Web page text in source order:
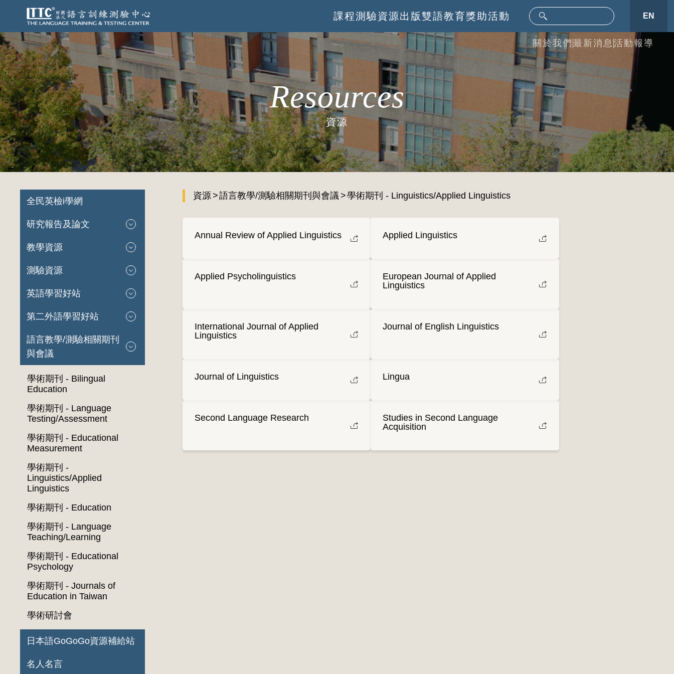
課程測驗資源出版雙語教育獎助活動 EN
關於我們 最新消息 活動報導
Resources
資源
全民英檢i學網
研究報告及論文
教學資源
測驗資源
英語學習好站
第二外語學習好站
語言教學/測驗相關期刊
與會議
學術期刊 - Bilingual
Education
學術期刊 - Language
Testing/Assessment
學術期刊 - Educational
Measurement
學術期刊 -
Linguistics/Applied
Linguistics
學術期刊 - Education
學術期刊 - Language
Teaching/Learning
學術期刊 - Educational
Psychology
學術期刊 - Journals of
Education in Taiwan
學術研討會
日本語GoGoGo資源補給站
名人名言
資源 語言教學/測驗相關期刊與會議 學術期刊 - Linguistics/Applied Linguistics
Annual Review of Applied Linguistics Applied Linguistics
Applied Psycholinguistics
European Journal of Applied
Linguistics
International Journal of Applied
Linguistics
Journal of English Linguistics
Journal of Linguistics Lingua
Second Language Research
Studies in Second Language
Acquisition